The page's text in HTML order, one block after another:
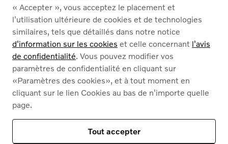
Volvo app
Planifiez votre
entretien
Scannez la code QR pour télécharger
« Accepter », vous acceptez le placement et
l'utilisation ultérieure de cookies et de technologies
similaires, tels que détaillés dans notre notice
d'information sur les cookies et celle concernant l'avis
de confidentialité. Vous pouvez modifier vos
paramètres de confidentialité en cliquant sur
«Paramètres des cookies», et à tout moment en
cliquant sur le lien Cookies au bas de n'importe quelle
page.
Tout accepter